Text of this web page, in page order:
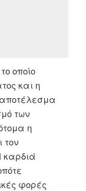
οποίο
και η
των
η
τον
καρδιά
φορές